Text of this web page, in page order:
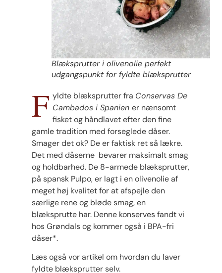
Blæksprutter i olivenolie perfekt
udgangspunkt for fyldte blæksprutter
F yldte blæksprutter fra Conservas De
Cambados i Spaniener nænsomt
fisket og håndlavet efter den fine
gamle tradition med forseglede dåser.
Smager det ok? De er faktisk ret så lækre.
Det med dåserne bevarer maksimalt smag
og holdbarhed. De 8-armede blæksprutter,
på spansk Pulpo, er lagt i en olivenolie af
meget høj kvalitet for at afspejle den
særlige rene og bløde smag, en
blæksprutte har. Denne konserves fandt vi
hos Grøndals og kommer også i BPA-fri
dåser*.
Læs også vor artikel om hvordan du laver
fyldte blæksprutter selv.